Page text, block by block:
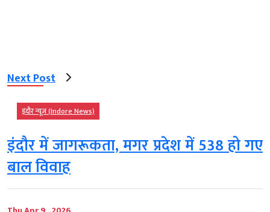
Next Post
इंदौर न्यूज़ (Indore News)
इंदौर में जागरूकता, मगर प्रदेश में 538 हो गए
बाल विवाह